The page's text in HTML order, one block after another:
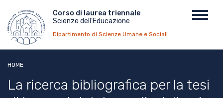
contenuto
principale
Menu
top
Corso di laurea triennale
Scienze dell'Educazione
Dipartimento di Scienze Umane e Sociali
HOME
La ricerca bibliografica per la tesi